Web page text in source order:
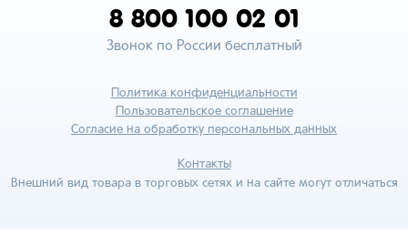
8 800 100 02 01
Звонок по России бесплатный
Политика конфиденциальности
Пользовательское соглашение
Согласие на обработку персональных данных
Контакты
Внешний вид товара в торговых сетях и на сайте могут отличаться